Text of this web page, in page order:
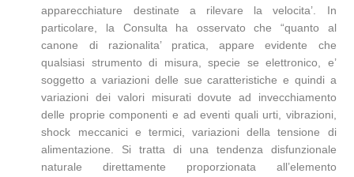
apparecchiature destinate a rilevare la velocita’. In
particolare, la Consulta ha osservato che “quanto al
canone di razionalita’ pratica, appare evidente che
qualsiasi strumento di misura, specie se elettronico, e’
soggetto a variazioni delle sue caratteristiche e quindi a
variazioni dei valori misurati dovute ad invecchiamento
delle proprie componenti e ad eventi quali urti, vibrazioni,
shock meccanici e termici, variazioni della tensione di
alimentazione. Si tratta di una tendenza disfunzionale
naturale direttamente proporzionata all’elemento